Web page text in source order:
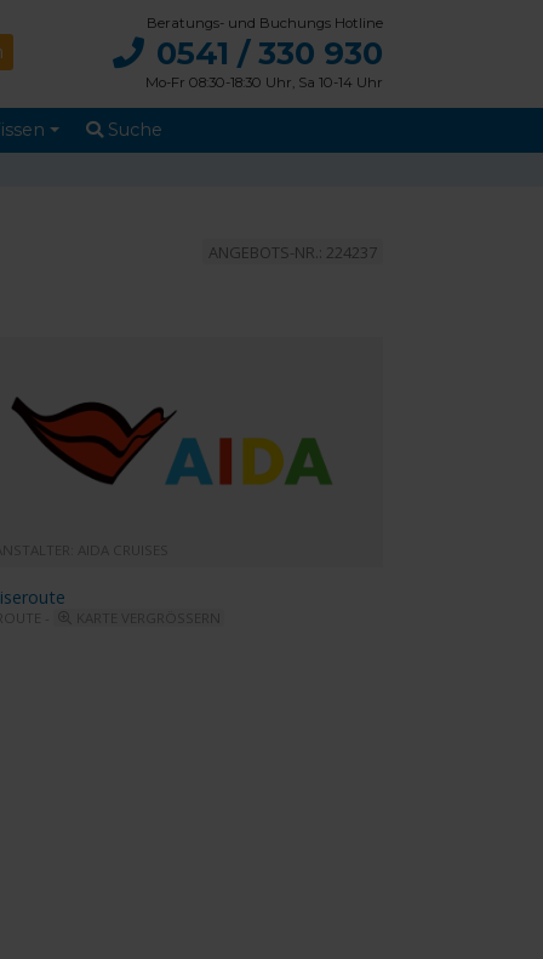
Beratungs- und Buchungs Hotline
0541 / 330 930
Mo-Fr 08:30-18:30 Uhr, Sa 10-14 Uhr
Suche
ANGEBOTS-NR.: 224237
-